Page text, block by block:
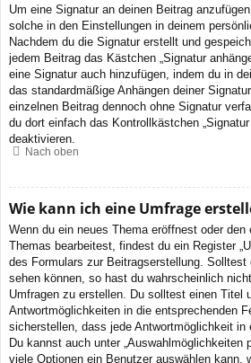
Um eine Signatur an deinen Beitrag
solche in den Einstellungen in deinem
Nachdem du die Signatur erstellt und
jedem Beitrag das Kästchen „Signatur
eine Signatur auch hinzufügen, indem du in
das standardmäßige Anhängen deiner
einzelnen Beitrag dennoch ohne Signatur
du dort einfach das Kontrollkästchen „Signatur
deaktivieren.
Nach oben
Wie kann ich eine Umfrage
Wenn du ein neues Thema eröffnest oder den
Themas bearbeitest, findest du ein Register
des Formulars zur Beitragserstellung.
sehen können, so hast du wahrscheinlich
Umfragen zu erstellen. Du solltest einen Titel
Antwortmöglichkeiten in die entsprechenden
sicherstellen, dass jede Antwortmöglichkeit in
Du kannst auch unter „Auswahlmöglichkeiten
viele Optionen ein Benutzer auswählen kann,